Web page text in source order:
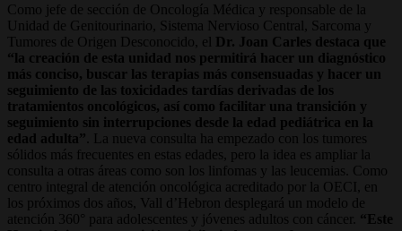
Como jefe de sección de Oncología Médica y responsable de la
Unidad de Genitourinario, Sistema Nervioso Central, Sarcoma y
Tumores de Origen Desconocido, el
Dr. Joan Carles destaca que
“la creación de esta unidad nos permitirá hacer un diagnóstico
más conciso, buscar las terapias más consensuadas y hacer un
seguimiento de las toxicidades tardías derivadas de los
tratamientos oncológicos, así como facilitar una transición y
seguimiento sin interrupciones desde la edad pediátrica en la
edad adulta” . La nueva consulta ha empezado con los tumores
sólidos más frecuentes en estas edades, pero la idea es ampliar la
consulta a otras áreas como son los linfomas y las leucemias. Como
centro integral de atención oncológica acreditado por la OECI, en
los próximos dos años, Vall d’Hebron desplegará un modelo de
atención 360° para adolescentes y jóvenes adultos con cáncer. “Este